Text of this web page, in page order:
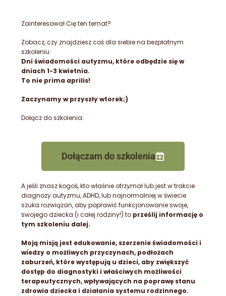
Zainteresował Cię ten temat?
Zobacz, czy znajdziesz coś dla siebie na bezpłatnym
szkoleniu:
Dni świadomości autyzmu, które odbędzie się w
dniach 1-3 kwietnia.
To nie prima aprilis!
Zaczynamy w przyszły wtorek;)
Dołącz do szkolenia:
Dołączam do szkolenia
A jeśli znasz kogoś, kto właśnie otrzymał lub jest w trakcie
diagnozy autyzmu, ADHD, lub najnormalniej w świecie
szuka rozwiązań, aby poprawić funkcjonowanie swoje,
swojego dziecka (i całej rodziny!) to prześlij informację o
tym szkoleniu dalej.
Moją misją jest edukowanie, szerzenie świadomości i
wiedzy o możliwych przyczynach, podłożach
zaburzeń, które występują u dzieci, aby zwiększyć
dostęp do diagnostyki i właściwych możliwości
terapeutycznych, wpływających na poprawę stanu
zdrowia dziecka i działania systemu rodzinnego.